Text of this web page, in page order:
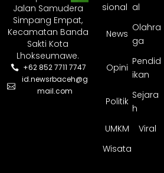
Jalan Samudera
Simpang Empat,
Kecamatan Banda
Sakti Kota
Lhokseumawe.
+62 852 7711 7747
id.newsrbaceh@g
mail.com
sional al
News
Olahra
ga
Opini
Pendid
ikan
Politik
Sejara
h
UMKM
Viral
Wisata